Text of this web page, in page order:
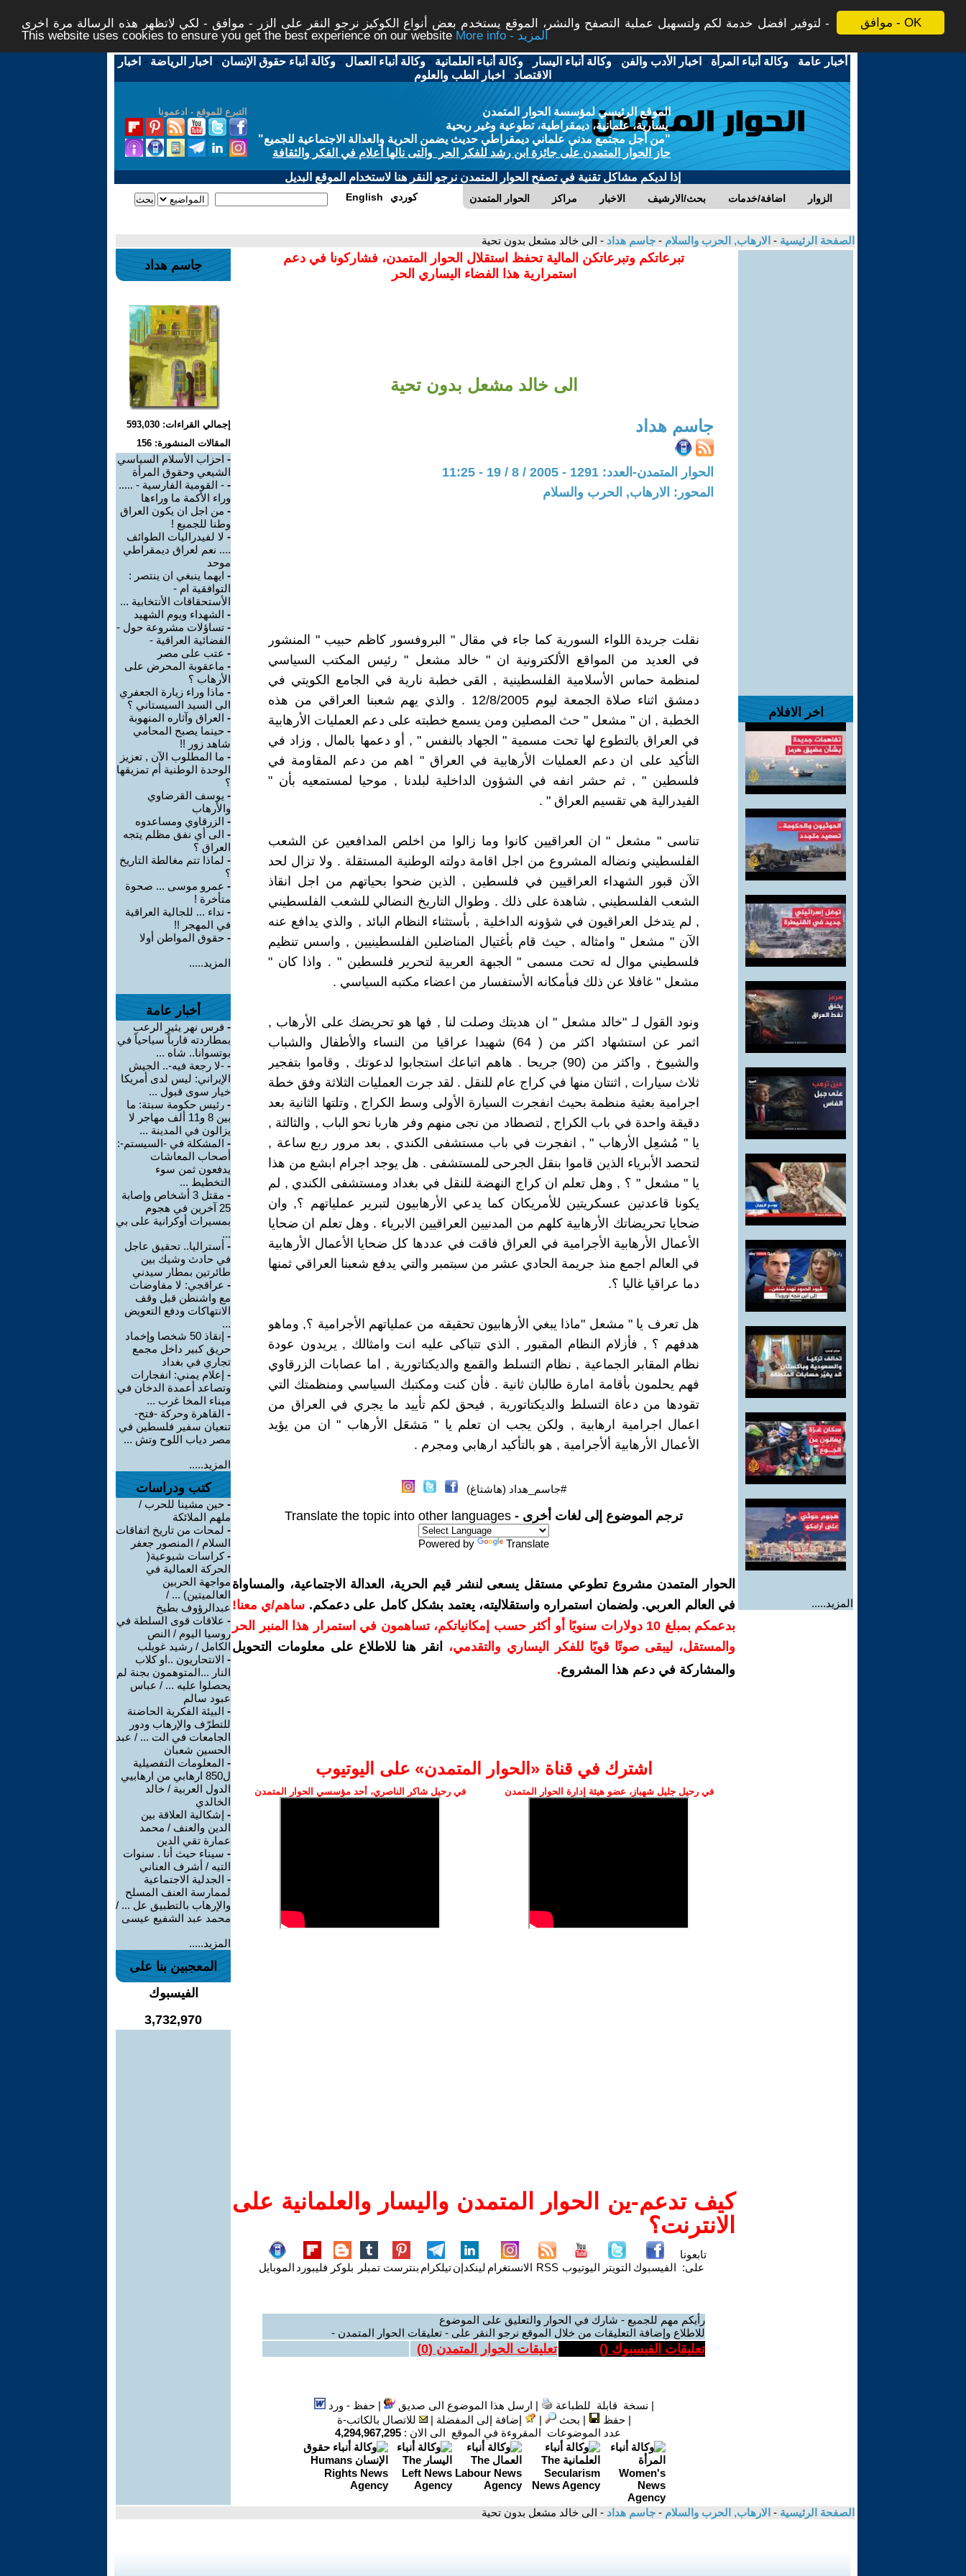
موافق - OK
لتوفير افضل خدمة لكم ولتسهيل عملية التصفح والنشر، الموقع يستخدم بعض أنواع الكوكيز نرجو النقر على الزر - موافق - لكي لاتظهر هذه الرسالة مرة اخرى -
This website uses cookies to ensure you get the best experience on our website
More info - المزيد
أخبار عامة -وكالة أنباء المرأة - اخبار الأدب والفن -وكالة أنباء اليسار -وكالة أنباء العلمانية -وكالة أنباء العمال -وكالة أنباء حقوق الإنسان - اخبار الرياضة - اخبار
الاقتصاد - اخبار الطب والعلوم
التبرع للموقع - ادعمونا
الموقع الرئيسي لمؤسسة الحوار المتمدن
يسارية، علمانية، ديمقراطية، تطوعية وغير ربحية
"من أجل مجتمع مدني علماني ديمقراطي حديث يضمن الحرية والعدالة الاجتماعية للجميع"
حاز الحوار المتمدن على جائزة ابن رشد للفكر الحر والتى نالها أعلام في الفكر والثقافة
إذا لديكم مشاكل تقنية في تصفح الحوار المتمدن نرجو النقر هنا لاستخدام الموقع البديل
الحوار المتمدن مراكز الاخبار بحث/الارشيف اضافة/خدمات الزوار English كوردي
الصفحة الرئيسية - الارهاب, الحرب والسلام - جاسم هداد - الى خالد مشعل بدون تحية
اخر الافلام
المزيد.....
تبرعاتكم وتبرعاتكن المالية تحفظ استقلال الحوار المتمدن، فشاركونا في دعم
استمرارية هذا الفضاء اليساري الحر
الى خالد مشعل بدون تحية
جاسم هداد
الحوار المتمدن-العدد: 1291 - 2005 / 8 / 19 - 11:25
المحور: الارهاب, الحرب والسلام
نقلت جريدة اللواء السورية كما جاء في مقال " البروفسور كاظم حبيب " المنشور
في العديد من المواقع الألكترونية ان " خالد مشعل " رئيس المكتب السياسي
لمنظمة حماس الأسلامية الفلسطينية , القى خطبة نارية في الجامع الكويتي في
دمشق اثناء صلاة الجمعة ليوم 12/8/2005 . والذي يهم شعبنا العراقي من هذه
الخطبة , ان " مشعل " حث المصلين ومن يسمع خطبته على دعم العمليات الأرهابية
في العراق بالتطوع لها تحت مسمية " الجهاد بالنفس " , أو دعمها بالمال , وزاد في
التأكيد على ان دعم العمليات الأرهابية في العراق " اهم من دعم المقاومة في
فلسطين " , ثم حشر انفه في الشؤون الداخلية لبلدنا , موحيا لمستمعيه بأن "
الفيدرالية هي تقسيم العراق " .
تناسى " مشعل " ان العراقيين كانوا وما زالوا من اخلص المدافعين عن الشعب
الفلسطيني ونضاله المشروع من اجل اقامة دولته الوطنية المستقلة . ولا تزال لحد
الآن قبور الشهداء العراقيين في فلسطين , الذين ضحوا بحياتهم من اجل انقاذ
الشعب الفلسطيني , شاهدة على ذلك . وطوال التاريخ النضالي للشعب الفلسطيني
, لم يتدخل العراقيون في شؤونه الداخلية , بأستثناء النظام البائد , والذي يدافع عنه
الآن " مشعل " وامثاله , حيث قام بأغتيال المناضلين الفلسطينيين , واسس تنظيم
فلسطيني موال له تحت مسمى " الجبهة العربية لتحرير فلسطين " . واذا كان "
مشعل " غافلا عن ذلك فبأمكانه الأستفسار من اعضاء مكتبه السياسي .
ونود القول لـ "خالد مشعل " ان هديتك وصلت لنا , فها هو تحريضك على الأرهاب ,
اثمر عن استشهاد اكثر من ( 64) شهيدا عراقيا من النساء والأطفال والشباب
والشيوخ , واكثر من (90) جريحا . هاهم اتباعك استجابوا لدعوتك , وقاموا بتفجير
ثلاث سيارات , اثنتان منها في كراج عام للنقل . لقد جرت العمليات الثلاثة وفق خطة
اجرامية بعثية منظمة بحيث انفجرت السيارة الأولى وسط الكراج , وتلتها الثانية بعد
دقيقة واحدة في باب الكراج , لتصطاد من نجى منهم وفر هاربا نحو الباب , والثالثة ,
يا " مُشعِل الأرهاب " , انفجرت في باب مستشفى الكندي , بعد مرور ربع ساعة ,
لتحصد الأبرياء الذين قاموا بنقل الجرحى للمستشفى . هل يوجد اجرام ابشع من هذا
يا " مشعل " ؟ , وهل تعلم ان كراج النهضة للنقل في بغداد ومستشفى الكندي , لم
يكونا قاعدتين عسكريتين للأمريكان كما يدعي الأرهابيون لتبرير عملياتهم ؟, وان
ضحايا تحريضاتك الأرهابية كلهم من المدنيين العراقيين الابرياء . وهل تعلم ان ضحايا
الأعمال الأرهابية الأجرامية في العراق فاقت في عددها كل ضحايا الأعمال الأرهابية
في العالم اجمع منذ جريمة الحادي عشر من سبتمبر والتي يدفع شعبنا العراقي ثمنها
دما عراقيا غاليا ؟.
هل تعرف يا " مشعل "ماذا يبغي الأرهابيون تحقيقه من عملياتهم الأجرامية ؟, وماهو
هدفهم ؟ , فأزلام النظام المقبور , الذي تتباكى عليه انت وامثالك , يريدون عودة
نظام المقابر الجماعية , نظام التسلط والقمع والديكتاتورية , اما عصابات الزرقاوي
فهم يحلمون بأقامة امارة طالبان ثانية . فأن كنت ومكتبك السياسي ومنظمتك التي
تقودها من دعاة التسلط والديكتاتورية , فيحق لكم تأييد ما يجري في العراق من
اعمال اجرامية ارهابية , ولكن يجب ان تعلم يا " مَشعَل الأرهاب " ان من يؤيد
الأعمال الأرهابية ألأجرامية , هو بالتأكيد ارهابي ومجرم .
#جاسم_هداد (هاشتاغ)
ترجم الموضوع إلى لغات أخرى - Translate the topic into other languages
Powered by Translate
الحوار المتمدن مشروع تطوعي مستقل يسعى لنشر قيم الحرية، العدالة الاجتماعية، والمساواة
في العالم العربي. ولضمان استمراره واستقلاليته، يعتمد بشكل كامل على دعمكم. ساهم/ي معنا!
بدعمكم بمبلغ 10 دولارات سنويًا أو أكثر حسب إمكانياتكم، تساهمون في استمرار هذا المنبر الحر
والمستقل، ليبقى صوتًا قويًا للفكر اليساري والتقدمي،
انقر هنا للاطلاع على معلومات التحويل
والمشاركة في دعم هذا المشروع.
اشترك في قناة ‫«الحوار المتمدن» على اليوتيوب
في رحيل جليل شهباز، عضو هيئة إدارة الحوار المتمدن في رحيل شاكر الناصري، أحد مؤسسي الحوار المتمدن
كيف تدعم-ين الحوار المتمدن واليسار والعلمانية على
الانترنت؟
تابعونا
على: الفيسبوك التويتر اليوتيوب RSS الانستغرام لينكدإنتيلكرام بنترست تمبلر بلوكر فليبورد الموبايل
رأيكم مهم للجميع - شارك في الحوار والتعليق على الموضوع
للاطلاع وإضافة التعليقات من خلال الموقع نرجو النقر على - تعليقات الحوار المتمدن -
تعليقات الفيسبوك () تعليقات الحوار المتمدن (0
)
| نسخة قابلة للطباعة | ارسل هذا الموضوع الى صديق |حفظ - ورد
|حفظ | بحث | إضافة إلى المفضلة |
للاتصال بالكاتب-ة
عدد الموضوعات المقروءة في الموقع الى الان : 4,294,967,295
جاسم هداد
إجمالي القراءات: 593,030
المقالات المنشورة: 156
- احزاب الأسلام السياسي
الشيعي وحقوق المرأة
- - القومية الفارسية - .....
وراء الأكمة ما وراءها
- من اجل ان يكون العراق
وطنا للجميع !
- لا لفيدراليات الطوائف
.... نعم لعراق ديمقراطي
موحد
- ايهما ينبغي ان ينتصر :
التوافقية ام -
الأستحقاقات الأنتخابية ...
- الشهداء ويوم الشهيد
- تساؤلات مشروعة حول -
الفضائية العراقية -
- عتب على مصر
- ماعقوبة المحرض على
الأرهاب ؟
- ماذا وراء زيارة الجعفري
الى السيد السيستاني ؟
- العراق وآثاره المنهوبة
- حينما يصبح المحامي
شاهد زور !!
- ما المطلوب الآن , تعزيز
الوحدة الوطنية أم تمزيقها
؟
- يوسف القرضاوي
والأرهاب
- الزرقاوي ومساعدوه
- الى أي نفق مظلم يتجه
العراق ؟
- لماذا تتم مغالطة التاريخ
؟
- عمرو موسى ... صحوة
متأخرة !
- نداء ... للجالية العراقية
في المهجر !!
- حقوق المواطن أولا
المزيد.....
أخبار عامة
- فرس نهر يثير الرعب
بمطاردته قارباً سياحياً في
بوتسوانا.. شاه ...
- -لا رجعة فيه-.. الجيش
الإيراني: ليس لدى أمريكا
خيار سوى قبول ...
- رئيس حكومة سبتة: ما
بين 8 و11 ألف مهاجر لا
يزالون في المدينة ...
- المشكلة في -السيستم-:
أصحاب المعاشات
يدفعون ثمن سوء
التخطيط ...
-
مقتل 3 أشخاص وإصابة
25 آخرين في هجوم
بمسيرات أوكرانية على بي
...
- أستراليا.. تحقيق عاجل
في حادث وشيك بين
طائرتين بمطار سيدني
- عراقجي: لا مفاوضات
مع واشنطن قبل وقف
الانتهاكات ودفع التعويض
...
-
إنقاذ 50 شخصا وإخماد
حريق كبير داخل مجمع
تجاري في بغداد
- إعلام يمني: انفجارات
وتصاعد أعمدة الدخان في
ميناء المخا غرب ...
- القاهرة وحركة -فتح-
تنعيان سفير فلسطين في
مصر دياب اللوح وتش ...
المزيد.....
كتب ودراسات
- حين مشينا للحرب /
ملهم الملائكة
- لمحات من تاريخ اتفاقات
السلام / المنصور جعفر
-كراسات شيوعية(
الحركة العمالية في
مواجهة الحربين
العالميتين) ... /
عبدالرؤوف بطيخ
- علاقات قوى السلطة في
روسيا اليوم / النص
الكامل / رشيد غويلب
- الانتحاريون ..او كلاب
النار ...المتوهمون بجنة لم
يحصلوا عليه ... / عباس
عبود سالم
- البيئة الفكرية الحاضنة
للتطرّف والإرهاب ودور
الجامعات في الت ... / عبد
الحسين شعبان
- المعلومات التفصيلية
ل850 ارهابي من ارهابيي
الدول العربية / خالد
الخالدي
- إشكالية العلاقة بين
الدين والعنف / محمد
عمارة تقي الدين
- سيناء حيث أنا . سنوات
التيه / أشرف العناني
- الجدلية الاجتماعية
لممارسة العنف المسلح
والإرهاب بالتطبيق عل ... /
محمد عبد الشفيع عيسى
المزيد.....
المعجبين بنا على
الفيسبوك
3,732,970
الصفحة الرئيسية - الارهاب, الحرب والسلام - جاسم هداد - الى خالد مشعل بدون تحية